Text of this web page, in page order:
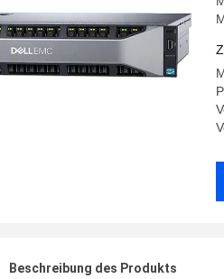
Beschreibung des Produkts